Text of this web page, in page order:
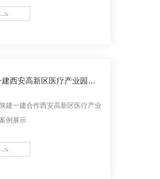
建西安高新区医疗产业园项
建一建合作西安高新区医疗产业
例展示